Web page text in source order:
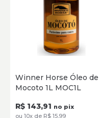
ADICIONAR
Winner Horse Óleo de
Mocoto 1L MOC1L
R$ 143,91 no pix
ou 10x de R$ 15,99